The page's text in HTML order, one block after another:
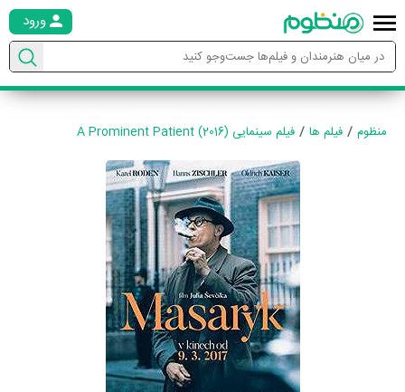
ورود
منظوم فیلم ها فیلم سینمایی A Prominent Patient (2016)